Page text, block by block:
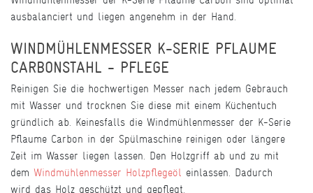
ausbalanciert und liegen angenehm in der Hand.
WINDMÜHLENMESSER K-SERIE PFLAUME
CARBONSTAHL - PFLEGE
Reinigen Sie die hochwertigen Messer nach jedem Gebrauch
mit Wasser und trocknen Sie diese mit einem Küchentuch
gründlich ab. Keinesfalls die Windmühlenmesser der K-Serie
Pflaume Carbon in der Spülmaschine reinigen oder längere
Zeit im Wasser liegen lassen. Den Holzgriff ab und zu mit
dem Windmühlenmesser Holzpflegeöl einlassen. Dadurch
wird das Holz geschützt und gepflegt.